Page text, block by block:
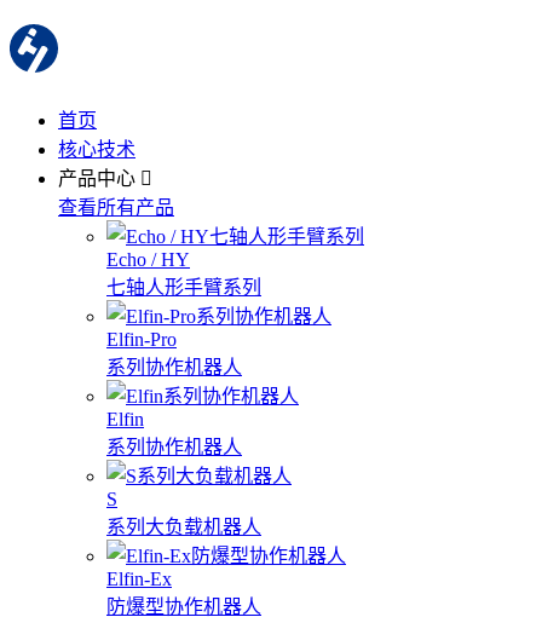
首页
核心技术
产品中心
查看所有产品
Echo / HY
七轴人形手臂系列
Elfin-Pro
系列协作机器人
Elfin
系列协作机器人
S
系列大负载机器人
Elfin-Ex
防爆型协作机器人